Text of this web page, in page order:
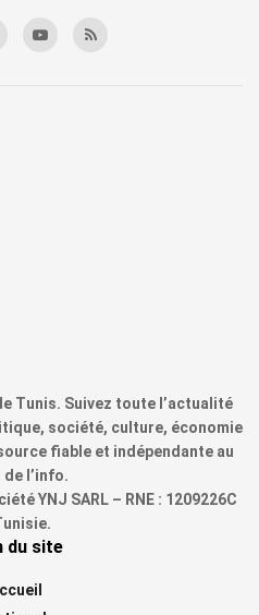
Tunis. Suivez toute l’actualité
société, culture, économie
fiable et indépendante au
l’info.
YNJ SARL – RNE : 1209226C
du site